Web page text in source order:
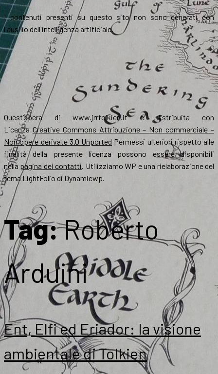
I contenuti presenti su questo sito non sono generati con
l'ausilio dell'intelligenza artificiale.
Quest’opera diwww.jrrtolkien.itè distribuita con
Licenza Creative Commons Attribuzione – Non commerciale –
Non opere derivate 3.0 Unported Permessi ulteriori rispetto alle
finalità della presente licenza possono essere disponibili
nella pagina dei contatti. Utilizziamo WP e una rielaborazione del
tema LightFolio di Dynamicwp.
Tag:Roberto
Arduini
Ent, Elfi ed Eriador: la visione
ambientale di Tolkien